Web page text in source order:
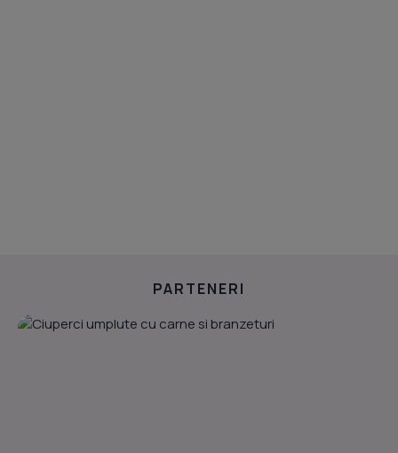
PARTENERI